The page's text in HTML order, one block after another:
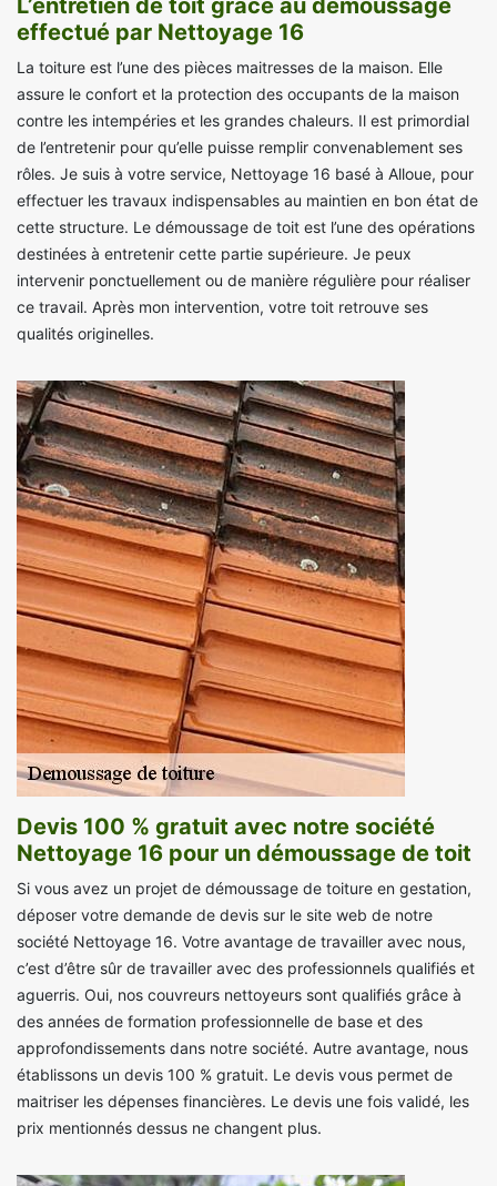
L’entretien de toit grâce au démoussage
effectué par Nettoyage 16
La toiture est l’une des pièces maitresses de la maison. Elle
assure le confort et la protection des occupants de la maison
contre les intempéries et les grandes chaleurs. Il est primordial
de l’entretenir pour qu’elle puisse remplir convenablement ses
rôles. Je suis à votre service, Nettoyage 16 basé à Alloue, pour
effectuer les travaux indispensables au maintien en bon état de
cette structure. Le démoussage de toit est l’une des opérations
destinées à entretenir cette partie supérieure. Je peux
intervenir ponctuellement ou de manière régulière pour réaliser
ce travail. Après mon intervention, votre toit retrouve ses
qualités originelles.
Devis 100 % gratuit avec notre société
Nettoyage 16 pour un démoussage de toit
Si vous avez un projet de démoussage de toiture en gestation,
déposer votre demande de devis sur le site web de notre
société Nettoyage 16. Votre avantage de travailler avec nous,
c’est d’être sûr de travailler avec des professionnels qualifiés et
aguerris. Oui, nos couvreurs nettoyeurs sont qualifiés grâce à
des années de formation professionnelle de base et des
approfondissements dans notre société. Autre avantage, nous
établissons un devis 100 % gratuit. Le devis vous permet de
maitriser les dépenses financières. Le devis une fois validé, les
prix mentionnés dessus ne changent plus.